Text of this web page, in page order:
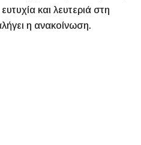
και λευτεριά στη
η ανακοίνωση.